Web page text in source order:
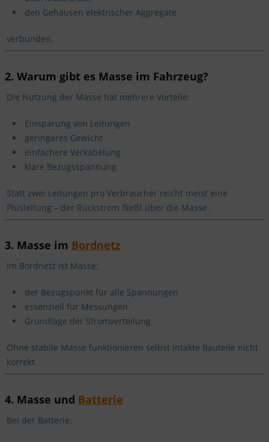
den Gehäusen elektrischer Aggregate
verbunden.
2. Warum gibt es Masse im Fahrzeug?
Die Nutzung der Masse hat mehrere Vorteile:
Einsparung von Leitungen
geringeres Gewicht
einfachere Verkabelung
klare Bezugsspannung
Statt zwei Leitungen pro Verbraucher reicht meist eine
Plusleitung – der Rückstrom fließt über die Masse.
3. Masse im Bordnetz
Im Bordnetz ist Masse:
der Bezugspunkt für alle Spannungen
essenziell für Messungen
Grundlage der Stromverteilung
Ohne stabile Masse funktionieren selbst intakte Bauteile nicht
korrekt.
4. Masse und Batterie
Bei der Batterie: